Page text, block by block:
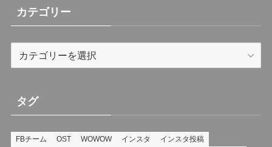
カテゴリー
ー
タグ
FBチーム OST WOWOW インスタ
インスタ投稿